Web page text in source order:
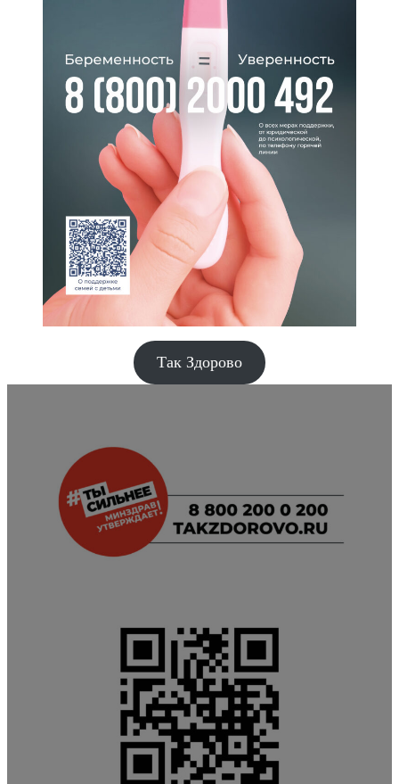
Так Здорово